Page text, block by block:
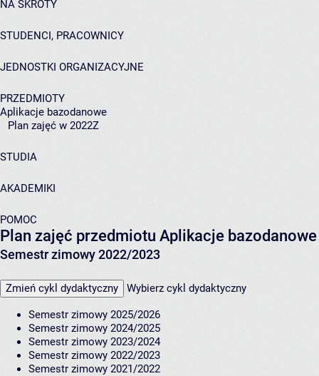
NA SKRÓTY
STUDENCI, PRACOWNICY
JEDNOSTKI ORGANIZACYJNE
PRZEDMIOTY
Aplikacje bazodanowe
Plan zajęć w 2022Z
STUDIA
AKADEMIKI
POMOC
Plan zajęć przedmiotu Aplikacje
Semestr zimowy 2022/2023
Zmień cykl dydaktyczny Wybierz cykl dydaktyczny
Semestr zimowy 2025/2026
Semestr zimowy 2024/2025
Semestr zimowy 2023/2024
Semestr zimowy 2022/2023
Semestr zimowy 2021/2022